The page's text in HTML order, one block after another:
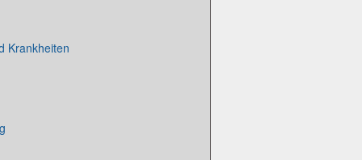
Krankheiten